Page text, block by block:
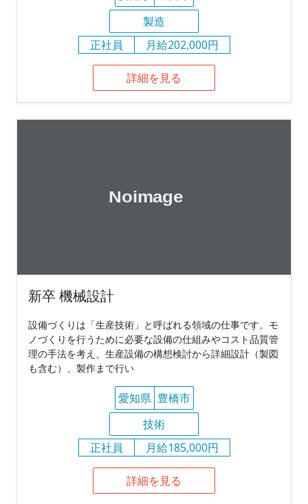
製造
正社員
月給202,000円
詳細を見る
新卒 機械設計
設備づくりは「生産技術」と呼ばれる領域の仕事です。モ
ノづくりを行うために必要な設備の仕組みやコスト品質管
理の手法を考え、生産設備の構想検討から詳細設計（製図
も含む）、製作まで行い
愛知県 豊橋市
技術
正社員
月給185,000円
詳細を見る